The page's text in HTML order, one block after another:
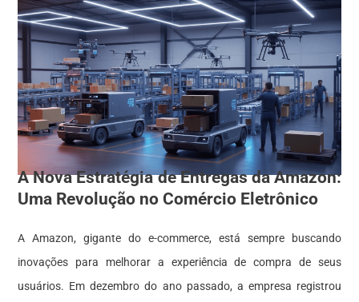
A Nova Estratégia de Entregas da Amazon:
Uma Revolução no Comércio Eletrônico
A Amazon, gigante do e-commerce, está sempre buscando
inovações para melhorar a experiência de compra de seus
usuários. Em dezembro do ano passado, a empresa registrou